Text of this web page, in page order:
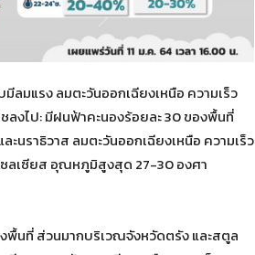
ลมแรง ลมตะวันออกเฉียงเหนือ ความเร็ว
งไป: มีฝนฟ้าคะนองร้อยละ 30 ของพื้นที่
นราธิวาส ลมตะวันออกเฉียงเหนือ ความเร็ว
ลเซียส อุณหภูมิสูงสุด 27-30 องศา
พื้นที่ ส่วนมากบริเวณจังหวัดตรัง และสตูล